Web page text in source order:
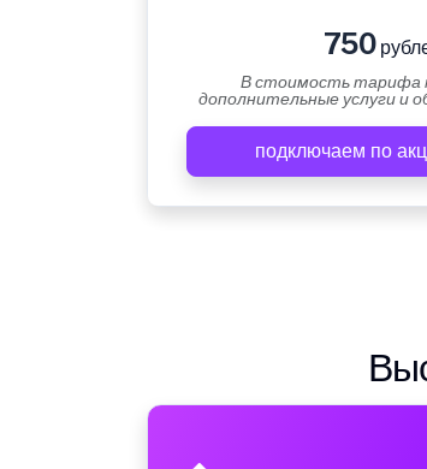
750
В стоимость тарифа
дополнительные услуги и
подключаем по